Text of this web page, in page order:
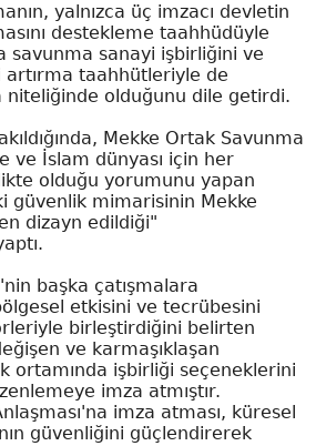
yalnızca üç imzacı devletin
destekleme taahhüdüyle
savunma sanayi işbirliğini ve
artırma taahhütleriyle de
olduğunu dile getirdi.
Mekke Ortak Savunma
ve İslam dünyası için her
olduğu yorumunu yapan
güvenlik mimarisinin Mekke
dizayn edildiği"
başka çatışmalara
etkisini ve tecrübesini
birleştirdiğini belirten
ve karmaşıklaşan
ortamında işbirliği seçeneklerini
imza atmıştır.
imza atması, küresel
güvenliğini güçlendirerek